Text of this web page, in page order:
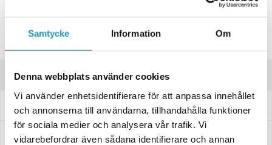
Samtycke Information Om
Denna webbplats använder cookies
Vi använder enhetsidentifierare för att anpassa innehållet
och annonserna till användarna, tillhandahålla funktioner
för sociala medier och analysera vår trafik. Vi
vidarebefordrar även sådana identifierare och annan
Produktinformation
Växellägesgivare från Yamaha.
Passar dessa modeller